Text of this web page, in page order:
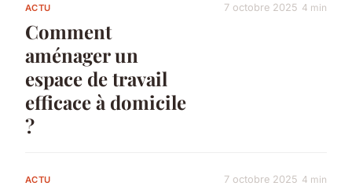
ACTU
Comment
aménager un
espace de travail
efficace à domicile
?
7 octobre 2025 4 min
ACTU 7 octobre 2025 4 min